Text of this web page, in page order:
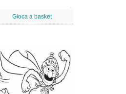
Gioca a basket